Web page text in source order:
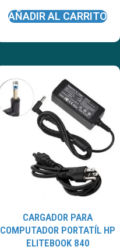
AÑADIR AL CARRITO
CARGADOR PARA
COMPUTADOR PORTATÍL HP
ELITEBOOK 840